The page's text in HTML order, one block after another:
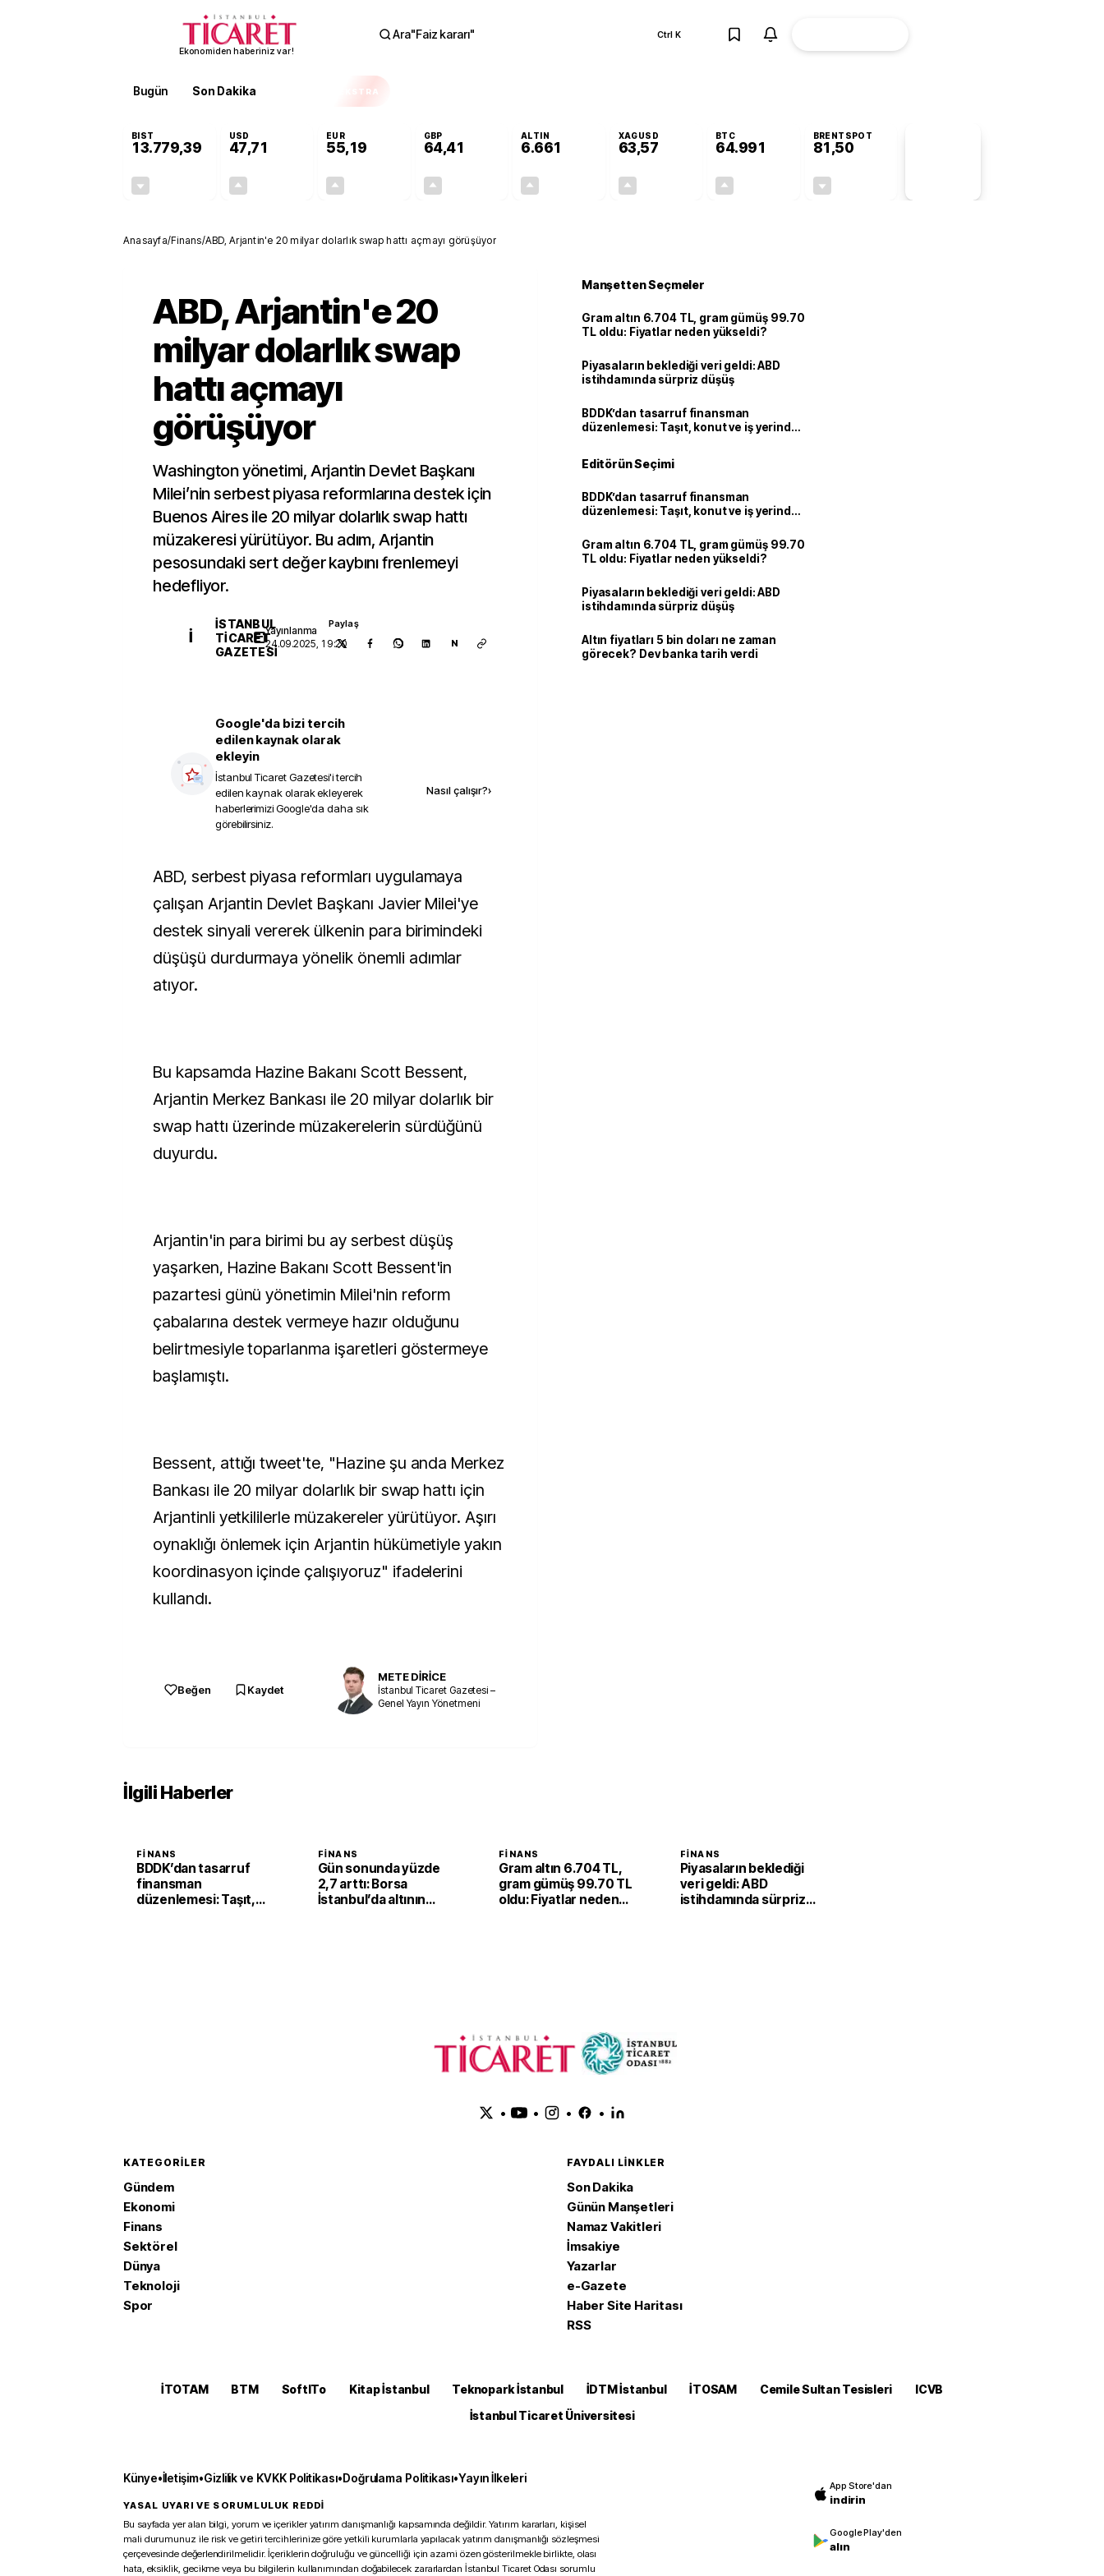
Ekonomiden haberiniz var!
Ara"Faiz kararı" Ctrl K
Bugün Son Dakika EKSTRA
BIST
13.779,39
USD
47,71
EUR
55,19
GBP
64,41
ALTIN
6.661
XAGUSD
63,57
BTC
64.991
BRENTSPOT
81,50
Anasayfa/Finans/ABD, Arjantin'e 20 milyar dolarlık swap hattı açmayı görüşüyor
ABD, Arjantin'e 20
milyar dolarlık swap
hattı açmayı
görüşüyor
Washington yönetimi, Arjantin Devlet Başkanı
Milei’nin serbest piyasa reformlarına destek için
Buenos Aires ile 20 milyar dolarlık swap hattı
müzakeresi yürütüyor. Bu adım, Arjantin
pesosundaki sert değer kaybını frenlemeyi
hedefliyor.
İ
İSTANBUL
TICARET
GAZETESI
Yayınlanma
24.09.2025, 19:20
Paylaş
N
Google'da bizi tercih
edilen kaynak olarak
ekleyin
İstanbul Ticaret Gazetesi'i tercih
edilen kaynak olarak ekleyerek
haberlerimizi Google'da daha sık
görebilirsiniz.
Nasıl çalışır?›
ABD, serbest piyasa reformları uygulamaya
çalışan Arjantin Devlet Başkanı Javier Milei'ye
destek sinyali vererek ülkenin para birimindeki
düşüşü durdurmaya yönelik önemli adımlar
atıyor.
Bu kapsamda Hazine Bakanı Scott Bessent,
Arjantin Merkez Bankası ile 20 milyar dolarlık bir
swap hattı üzerinde müzakerelerin sürdüğünü
duyurdu.
Arjantin'in para birimi bu ay serbest düşüş
yaşarken, Hazine Bakanı Scott Bessent'in
pazartesi günü yönetimin Milei'nin reform
çabalarına destek vermeye hazır olduğunu
belirtmesiyle toparlanma işaretleri göstermeye
başlamıştı.
Bessent, attığı tweet'te, "Hazine şu anda Merkez
Bankası ile 20 milyar dolarlık bir swap hattı için
Arjantinli yetkililerle müzakereler yürütüyor. Aşırı
oynaklığı önlemek için Arjantin hükümetiyle yakın
koordinasyon içinde çalışıyoruz" ifadelerini
kullandı.
Beğen Kaydet
METE DİRİCE
İstanbul Ticaret Gazetesi –
Genel Yayın Yönetmeni
Manşetten Seçmeler
Gram altın 6.704 TL, gram gümüş 99.70
TL oldu: Fiyatlar neden yükseldi?
Piyasaların beklediği veri geldi: ABD
istihdamında sürpriz düşüş
BDDK’dan tasarruf finansman
düzenlemesi: Taşıt, konut ve iş yerinde
Editörün Seçimi
BDDK’dan tasarruf finansman
düzenlemesi: Taşıt, konut ve iş yerinde
Gram altın 6.704 TL, gram gümüş 99.70
TL oldu: Fiyatlar neden yükseldi?
Piyasaların beklediği veri geldi: ABD
istihdamında sürpriz düşüş
Altın fiyatları 5 bin doları ne zaman
görecek? Dev banka tarih verdi
İlgili Haberler
FINANS
BDDK’dan tasarruf
finansman
düzenlemesi: Taşıt,
FINANS
Gün sonunda yüzde
2,7 arttı: Borsa
İstanbul’da altının
FINANS
Gram altın 6.704 TL,
gram gümüş 99.70 TL
oldu: Fiyatlar neden
FINANS
Piyasaların beklediği
veri geldi: ABD
istihdamında sürpriz
• • • •
KATEGORILER
Gündem
Ekonomi
Finans
Sektörel
Dünya
Teknoloji
Spor
FAYDALI LINKLER
Son Dakika
Günün Manşetleri
Namaz Vakitleri
İmsakiye
Yazarlar
e-Gazete
Haber Site Haritası
RSS
İTOTAM BTM SoftITo Kitap İstanbul Teknopark İstanbul İDTM İstanbul İTOSAM Cemile Sultan Tesisleri
ICVB
İstanbul Ticaret Üniversitesi
Künye•İletişim•Gizlilik ve KVKK Politikası•Doğrulama Politikası•Yayın İlkeleri
YASAL UYARI VE SORUMLULUK REDDİ
Bu sayfada yer alan bilgi, yorum ve içerikler yatırım danışmanlığı kapsamında değildir. Yatırım kararları, kişisel
mali durumunuz ile risk ve getiri tercihlerinize göre yetkili kurumlarla yapılacak yatırım danışmanlığı sözleşmesi
çerçevesinde değerlendirilmelidir. İçeriklerin doğruluğu ve güncelliği için azami özen gösterilmekle birlikte, olası
hata, eksiklik, gecikme veya bu bilgilerin kullanımından doğabilecek zararlardan İstanbul Ticaret Odası sorumlu
App Store'dan
indirin
Google Play'den
alın